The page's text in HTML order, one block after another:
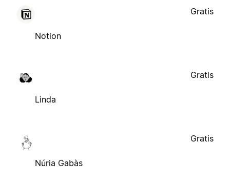
Notion
Gratis
Linda
Gratis
Núria Gabàs
Gratis